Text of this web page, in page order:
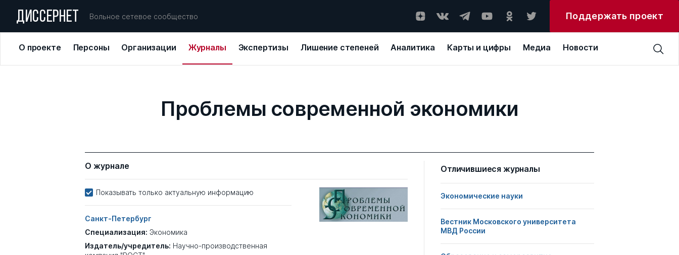
ДИССЕРНЕТ Вольное сетевое сообщество Поддержать проект
О проекте Персоны Организации Журналы Экспертизы Лишение степеней Аналитика Карты и цифры Медиа Новости
Проблемы современной экономики
О журнале
Показывать только актуальную информацию
Санкт-Петербург
Специализация: Экономика
Издатель/учредитель: Научно-производственная
Отличившиеся журналы
Экономические науки
Вестник Московского университета
МВД России